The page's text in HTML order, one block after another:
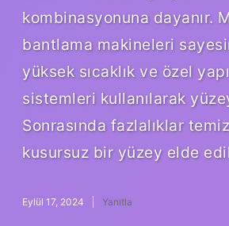
kombinasyonuna dayanır.
bantlama makineleri
yüksek sıcaklık ve özel
sistemleri kullanılarak
Sonrasında fazlalıklar
kusursuz bir yüzey elde
Eylül 17, 2024 Yanıtla